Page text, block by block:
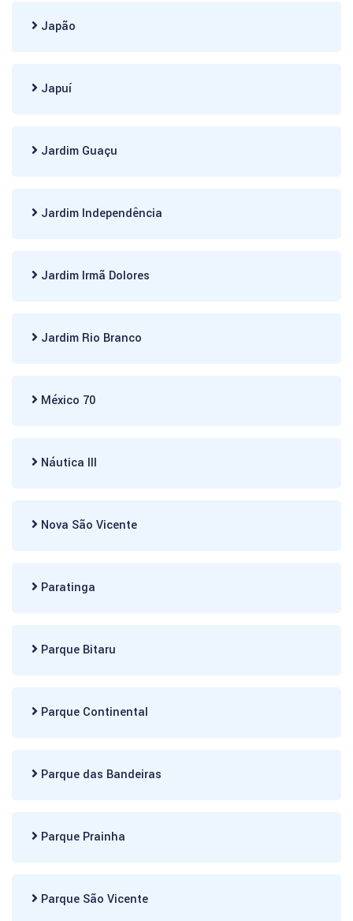
Japão
Japuí
Jardim Guaçu
Jardim Independência
Jardim Irmã Dolores
Jardim Rio Branco
México 70
Náutica III
Nova São Vicente
Paratinga
Parque Bitaru
Parque Continental
Parque das Bandeiras
Parque Prainha
Parque São Vicente